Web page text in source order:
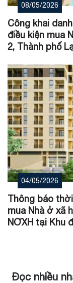
08/05/2026
Công khai
điều kiện mua
2, Thành phố
04/05/2026
Thông báo
mua Nhà ở xã
NƠXH tại Khu
Đọc nhiều